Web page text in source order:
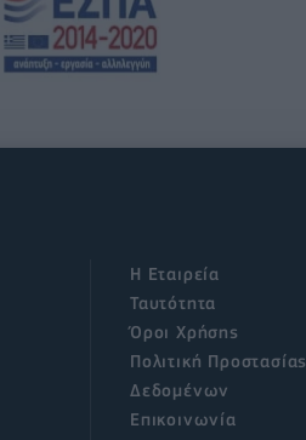
Η Εταιρεία
Ταυτότητα
Όροι Χρήσης
Πολιτική Προστασίας
Δεδομένων
Επικοινωνία